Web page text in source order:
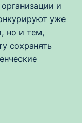
и
уже
но и тем,
сохранять